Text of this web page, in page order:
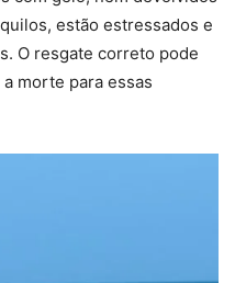
estão estressados e
O resgate correto pode
morte para essas